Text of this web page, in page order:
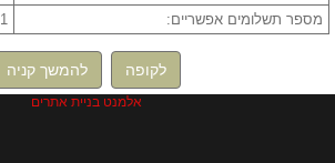
מספר תשלומים אפשריים: 1
לקופה להמשך קניה
אלמנט בניית אתרים